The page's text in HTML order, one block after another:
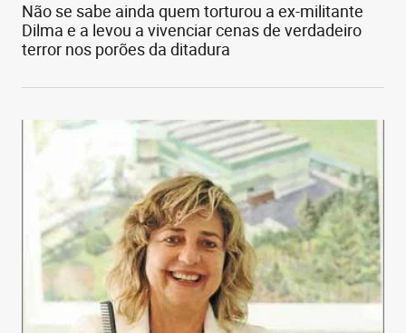
Não se sabe ainda quem torturou a ex-militante
Dilma e a levou a vivenciar cenas de verdadeiro
terror nos porões da ditadura